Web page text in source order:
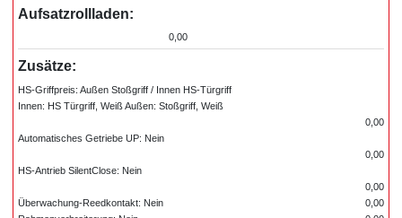
Aufsatzrollladen:
0,00
Zusätze:
HS-Griffpreis: Außen Stoßgriff / Innen HS-Türgriff
Innen: HS Türgriff, Weiß Außen: Stoßgriff, Weiß
0,00
Automatisches Getriebe UP: Nein
0,00
HS-Antrieb SilentClose: Nein
0,00
Überwachung-Reedkontakt: Nein
0,00